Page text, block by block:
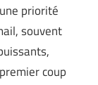
priorité
souvent
coup